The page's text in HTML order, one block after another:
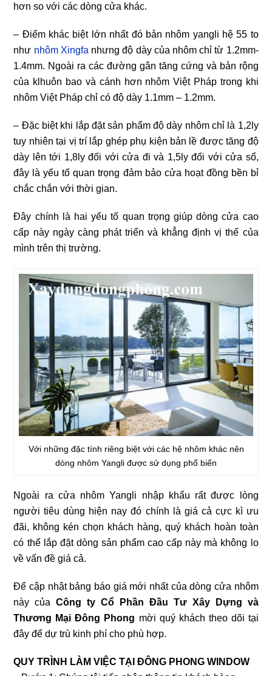
hơn so với các dòng cửa khác.
– Điểm khác biệt lớn nhất đó bản nhôm yangli hệ 55 to
như nhôm Xingfa nhưng độ dày của nhôm chỉ từ 1.2mm-
1.4mm. Ngoài ra các đường gân tăng cứng và bản rộng
của klhuôn bao và cánh hơn nhôm Việt Pháp trong khi
nhôm Việt Pháp chỉ có độ dày 1.1mm – 1.2mm.
– Đặc biệt khi lắp đặt sản phẩm độ dày nhôm chỉ là 1,2ly
tuy nhiên tại vị trí lắp ghép phụ kiện bản lề được tăng độ
dày lên tới 1,8ly đối với cửa đi và 1,5ly đối với cửa sổ,
đây là yếu tố quan trọng đảm bảo cửa hoạt đồng bền bỉ
chắc chắn với thời gian.
Đây chính là hai yếu tố quan trọng giúp dòng cửa cao
cấp này ngày càng phát triển và khẳng định vị thế của
mình trên thị trường.
Với những đặc tính riêng biệt với các hệ nhôm khác nên
dòng nhôm Yangli được sử dụng phổ biến
Ngoài ra cửa nhôm Yangli nhập khẩu rất được lòng
người tiêu dùng hiện nay đó chính là giá cả cực kì ưu
đãi, không kén chọn khách hàng, quý khách hoàn toàn
có thể lắp đặt dòng sản phẩm cao cấp này mà không lo
về vấn đề giá cả.
Để cập nhật bảng báo giá mới nhất của dòng cửa nhôm
này củaCông ty Cổ Phần Đầu Tư Xây Dựng và
Thương Mại Đông Phong mời quý khách theo dõi tại
đây để dự trù kinh phí cho phù hợp.
QUY TRÌNH LÀM VIỆC TẠI ĐÔNG PHONG WINDOW